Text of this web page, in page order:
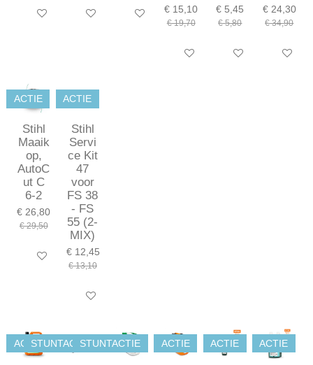
In winkelwagenIn winkelwagenIn winkelwagen
€ 15,10
€ 19,70
In winkelwagen
€ 5,45
€ 5,80
In winkelwagen
€ 24,30
€ 34,90
In
ACTIE
Stihl
Maaik
op,
AutoC
ut C
6-2
€ 26,80
€ 29,50
In winkelwagen
ACTIE
Stihl
Servi
ce Kit
47
voor
FS 38
- FS
55 (2-
MIX)
€ 12,45
€ 13,10
In winkelwagen
ACTIESTUNTACTIESTUNTACTIE ACTIE ACTIE ACTIE